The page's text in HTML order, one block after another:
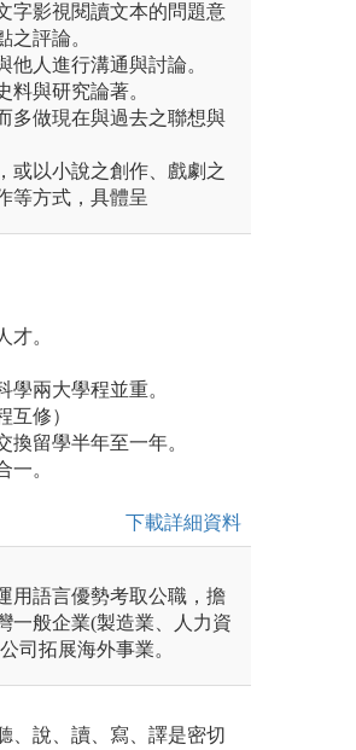
字影視閱讀文本的問題意
之評論。
人進行溝通與討論。
料與研究論著。
多做現在與過去之聯想與
或以小說之創作、戲劇之
等方式，具體呈
才。
學兩大學程並重。
互修）
留學半年至一年。
一。
下載詳細資料
用語言優勢考取公職，擔
一般企業(製造業、人力資
司拓展海外事業。
、說、讀、寫、譯是密切